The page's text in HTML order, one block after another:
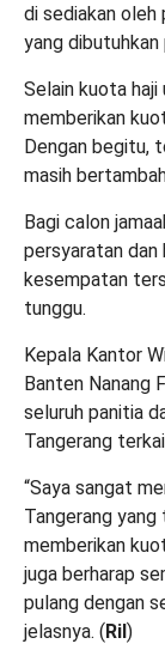
di sediakan oleh
yang dibutuhkan
Selain kuota haji
memberikan
Dengan begitu,
masih
Bagi calon
persyaratan dan
kesempatan
tunggu.
Kepala Kantor
Banten Nanang
seluruh panitia
Tangerang
“Saya sangat
Tangerang
memberikan
juga berharap
pulang dengan
jelasnya. (Ril)